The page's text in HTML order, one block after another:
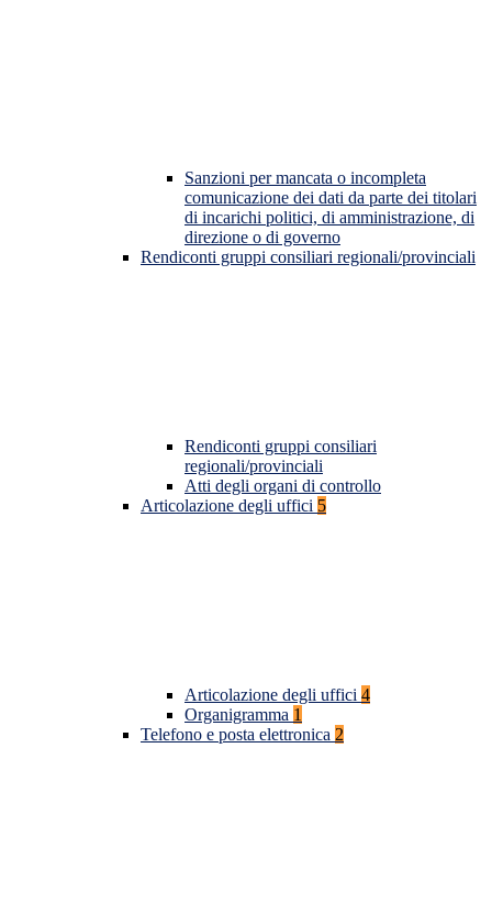
Sanzioni per mancata o incompleta
comunicazione dei dati da parte dei titolari
di incarichi politici, di amministrazione, di
direzione o di governo
Rendiconti gruppi consiliari regionali/provinciali
Rendiconti gruppi consiliari
regionali/provinciali
Atti degli organi di controllo
Articolazione degli uffici 5
Articolazione degli uffici 4
Organigramma 1
Telefono e posta elettronica 2